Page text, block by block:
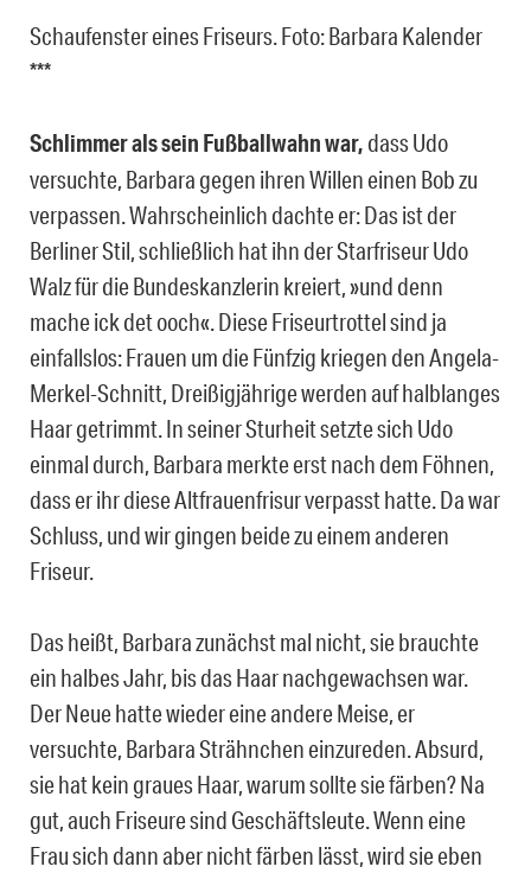
Schaufenster eines Friseurs. Foto: Barbara Kalender
***
Schlimmer als sein Fußballwahn war,dass Udo
versuchte, Barbara gegen ihren Willen einen Bob zu
verpassen. Wahrscheinlich dachte er: Das ist der
Berliner Stil, schließlich hat ihn der Starfriseur Udo
Walz für die Bundeskanzlerin kreiert, »und denn
mache ick det ooch«. Diese Friseurtrottel sind ja
einfallslos: Frauen um die Fünfzig kriegen den Angela-
Merkel-Schnitt, Dreißigjährige werden auf halblanges
Haar getrimmt. In seiner Sturheit setzte sich Udo
einmal durch, Barbara merkte erst nach dem Föhnen,
dass er ihr diese Altfrauenfrisur verpasst hatte. Da war
Schluss, und wir gingen beide zu einem anderen
Friseur.
Das heißt, Barbara zunächst mal nicht, sie brauchte
ein halbes Jahr, bis das Haar nachgewachsen war.
Der Neue hatte wieder eine andere Meise, er
versuchte, Barbara Strähnchen einzureden. Absurd,
sie hat kein graues Haar, warum sollte sie färben? Na
gut, auch Friseure sind Geschäftsleute. Wenn eine
Frau sich dann aber nicht färben lässt, wird sie eben